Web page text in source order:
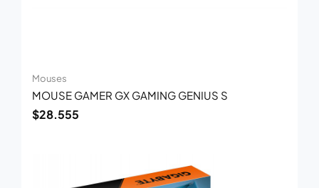
Mouses
MOUSE GAMER GX GAMING GENIUS S
$28.555